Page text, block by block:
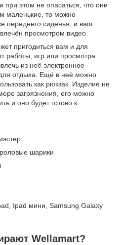
при этом не опасаться, что они
маленькие, то можно
переднего сиденья, и ваш
просмотром видео.
пригодиться вам и для
работы, игр или просмотра
из неё электронное
для отдыха. Ещё в неё можно
как рюкзак. Изделие не
загрязнения, его можно
и оно будет готово к
шарики
Ipad мини, Samsung Galaxy
Wellamart?